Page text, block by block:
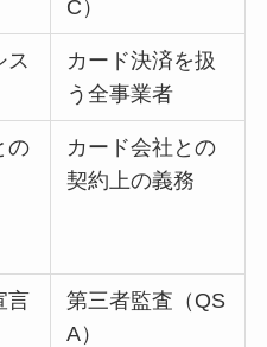
C）
ス
カード決済を扱
う全事業者
の
カード会社との
契約上の義務
言
第三者監査（QS
A）